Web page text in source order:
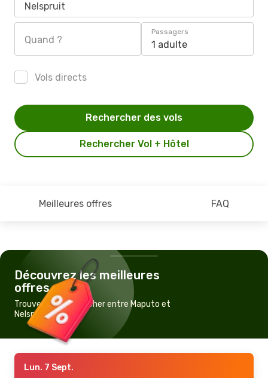
Nelspruit
Quand ?
Passagers
1 adulte
Vols directs
Rechercher Vol + Hôtel
Rechercher des vols
Meilleures offres FAQ
Découvrez les meilleures
offres
Trouvez un vol pas cher entre Maputo et
Nelspruit
Lun. 7 Sept.